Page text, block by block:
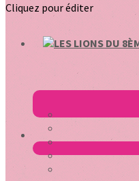
Cliquez pour éditer